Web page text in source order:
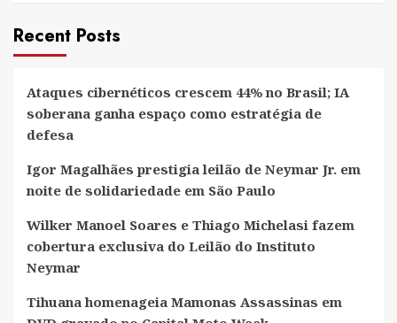
Recent Posts
Ataques cibernéticos crescem 44% no Brasil; IA
soberana ganha espaço como estratégia de
defesa
Igor Magalhães prestigia leilão de Neymar Jr. em
noite de solidariedade em São Paulo
Wilker Manoel Soares e Thiago Michelasi fazem
cobertura exclusiva do Leilão do Instituto
Neymar
Tihuana homenageia Mamonas Assassinas em